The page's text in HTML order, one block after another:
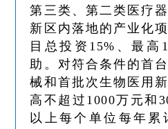
第三类、第二类医疗
新区内落地的产业化
目总投资15%、最高
助。对符合条件的首
械和首批次生物医用
高不超过1000万元和
以上每个单位每年累